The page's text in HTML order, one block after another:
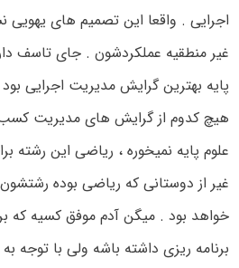
اجرایی . واقعا این تصمیم های یهویی
غیر منطقیه عملکردشون . جای تاسف
پایه بهترین گرایش مدیریت اجرایی
هیچ کدوم از گرایش های مدیریت
علوم پایه نمیخوره ، ریاضی این رشته
غیر از دوستانی که ریاضی بوده
برنامه ریزی داشته باشه ولی با توجه